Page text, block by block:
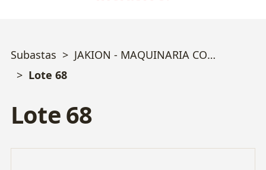
Subastas
JAKION - MAQUINARIA CONSERVERA MERMELADAS Y SALSAS
Lote 68
Lote 68